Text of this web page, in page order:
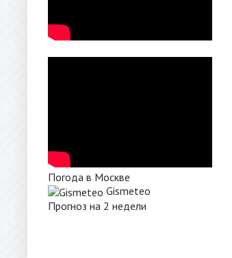
Погода в Москве
Gismeteo
Прогноз на 2 недели